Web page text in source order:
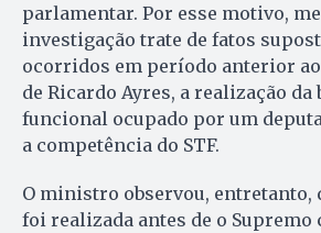
parlamentar. Por esse motivo,
investigação trate de fatos
ocorridos em período anterior
de Ricardo Ayres, a realização
funcional ocupado por um
a competência do STF.
O ministro observou, entretanto,
foi realizada antes de o Supremo